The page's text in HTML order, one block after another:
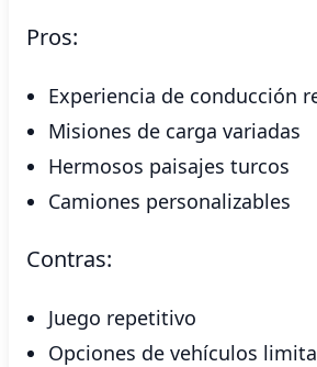
Pros:
Experiencia de conducción
Misiones de carga variadas
Hermosos paisajes turcos
Camiones personalizables
Contras:
Juego repetitivo
Opciones de vehículos